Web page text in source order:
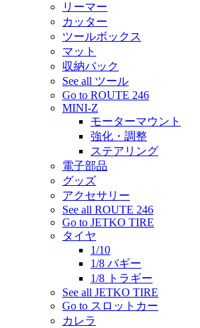
リーマー
カッター
ツールボックス
マット
収納バック
See all ツール
Go to ROUTE 246
MINI-Z
モーターマウント
強化・調整
ステアリング
電子部品
グッズ
アクセサリー
See all ROUTE 246
Go to JETKO TIRE
タイヤ
1/10
1/8 バギー
1/8 トラギー
See all JETKO TIRE
Go to スロットカー
カレラ